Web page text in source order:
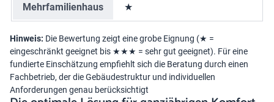
Mehrfamilienhaus ★
Hinweis: Die Bewertung zeigt eine grobe Eignung (★ =
eingeschränkt geeignet bis ★★★ = sehr gut geeignet). Für eine
fundierte Einschätzung empfiehlt sich die Beratung durch einen
Fachbetrieb, der die Gebäudestruktur und individuellen
Anforderungen genau berücksichtigt